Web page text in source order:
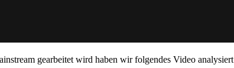
gearbeitet wird haben wir folgendes Video